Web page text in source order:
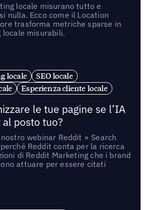
locale misurano tutto e
nulla. Ecco come il Location
trasforma metriche sparse in
locale misurabili.
locale
SEO locale
Esperienza cliente locale
le tue pagine se l’IA
posto tuo?
webinar Reddit × Search
Reddit conta per la ricerca
di Reddit Marketing che i brand
attuare per essere citati